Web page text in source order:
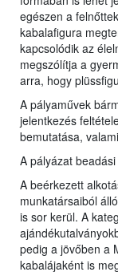
egészen a
kabalafigura
kapcsolódik az
megszólítja a
arra, hogy
A pályaművek
jelentkezés
bemutatása,
A pályázat
A beérkezett
munkatársaiból
is sor kerül. A
pedig a jövőben a
kabalájaként is